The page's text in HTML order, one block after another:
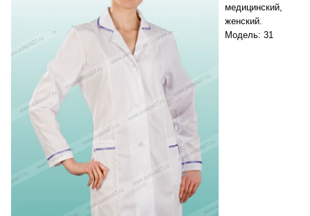
медицинский,
женский.
Модель: 31